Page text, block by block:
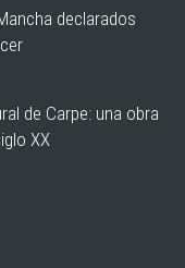
declarados
de Carpe: una obra
XX